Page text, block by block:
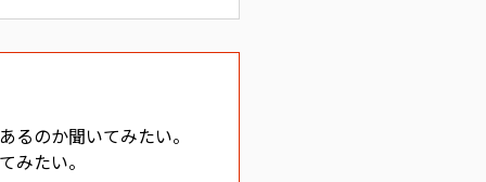
るのか聞いてみたい。
みたい。